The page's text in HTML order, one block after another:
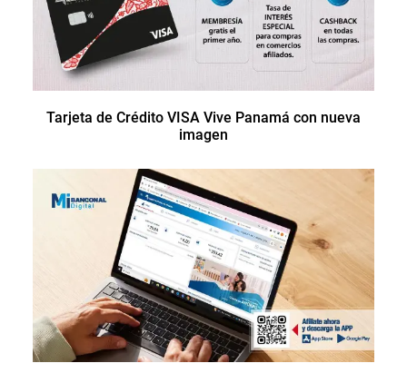
Tarjeta de Crédito VISA Vive Panamá con nueva
imagen